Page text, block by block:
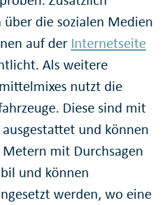
die sozialen Medien
auf der Internetseite
Als weitere
nutzt die
Diese sind mit
und können
mit Durchsagen
und können
werden, wo eine